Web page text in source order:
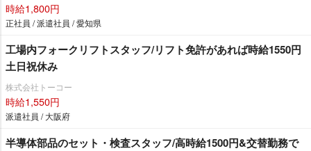
時給1,800円
正社員 / 派遣社員 / 愛知県
工場内フォークリフトスタッフ/リフト免許があれば時給1550円
土日祝休み
株式会社トーコー
時給1,550円
派遣社員 / 大阪府
半導体部品のセット・検査スタッフ/高時給1500円&交替勤務で